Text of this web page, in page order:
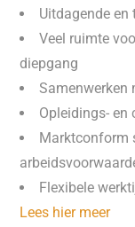
Uitdagende
Veel ruimte
diepgang
Samenwerken
Opleidings- en
Marktconform
Flexibele
Lees hier meer